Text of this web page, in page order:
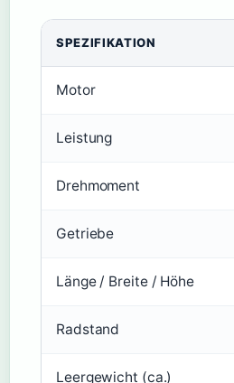
SPEZIFIKATION
Motor
Leistung
Drehmoment
Getriebe
Länge / Breite / Höhe
Radstand
Leergewicht (ca.)